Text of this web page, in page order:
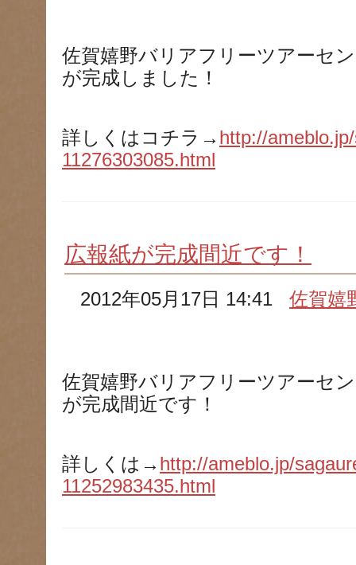
佐賀嬉野バリアフリーツアーセ
が完成しました！
詳しくはコチラ→ http://
11276303085.html
広報紙が完成間近です！
2012年05月17日 14:41佐賀嬉
佐賀嬉野バリアフリーツアーセ
が完成間近です！
詳しくは→ http://ameblo.jp/
11252983435.html